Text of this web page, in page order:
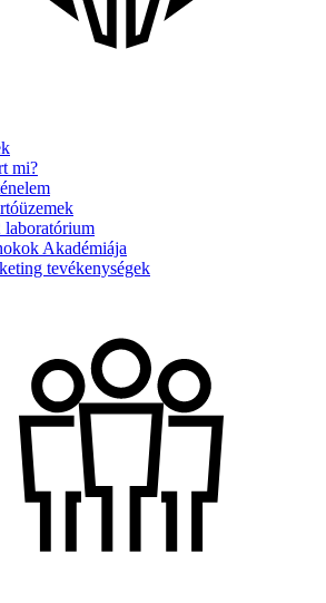
mi?
laboratórium
Akadémiája
tevékenységek